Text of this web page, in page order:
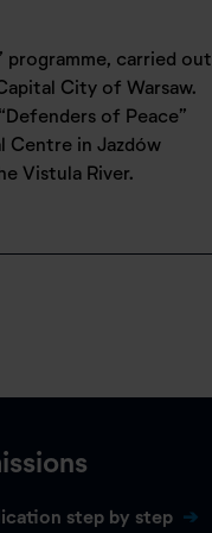
programme, carried out
City of Warsaw.
of Peace”
Centre in Jazdów
Vistula River.
step by step